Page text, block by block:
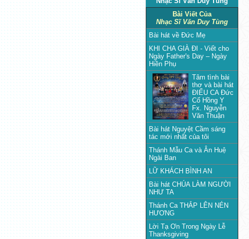
Bài Viết Của
Nhạc Sĩ Văn Duy Tùng
Bài hát về Đức Mẹ
KHI CHA GIÀ ĐI - Viết cho
Ngày Father's Day – Ngày
Hiền Phụ
Tâm tình bài
thơ và bài hát
ĐIẾU CA Đức
Cố Hồng Y
Fx. Nguyễn
Văn Thuận
Bài hát Nguyệt Cầm sáng
tác mới nhất của tôi
Thánh Mẫu Ca và Ân Huệ
Ngài Ban
LỮ KHÁCH BÌNH AN
Bài hát CHÚA LÀM NGƯỜI
NHƯ TA
Thánh Ca THẮP LÊN NÉN
HƯƠNG
Lời Tạ Ơn Trong Ngày Lễ
Thanksgiving